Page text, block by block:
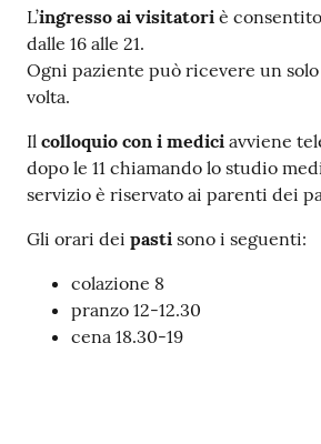
L’ingresso ai visitatori è consentito
dalle 16 alle 21.
Ogni paziente può ricevere un
volta.
Il colloquio con i medici avviene
dopo le 11 chiamando lo studio
servizio è riservato ai parenti dei
Gli orari dei pasti sono i seguenti:
colazione 8
pranzo 12-12.30
cena 18.30-19